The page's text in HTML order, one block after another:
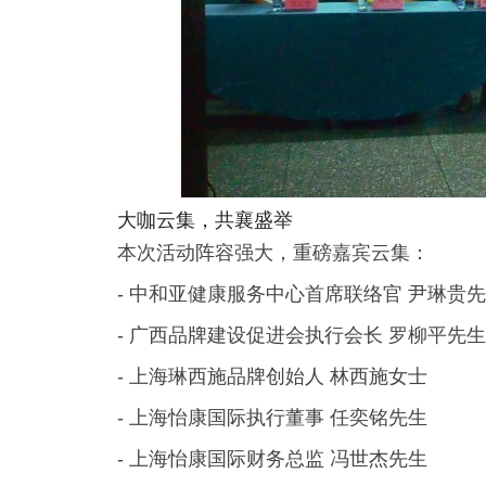
大咖云集，共襄盛举
本次活动阵容强大，重磅嘉宾云集：
- 中和亚健康服务中心首席联络官 尹琳贵
- 广西品牌建设促进会执行会长 罗柳平先生
- 上海琳西施品牌创始人 林西施女士
- 上海怡康国际执行董事 任奕铭先生
- 上海怡康国际财务总监 冯世杰先生